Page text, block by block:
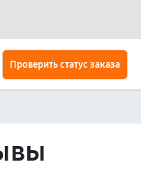
Проверить статус заказа